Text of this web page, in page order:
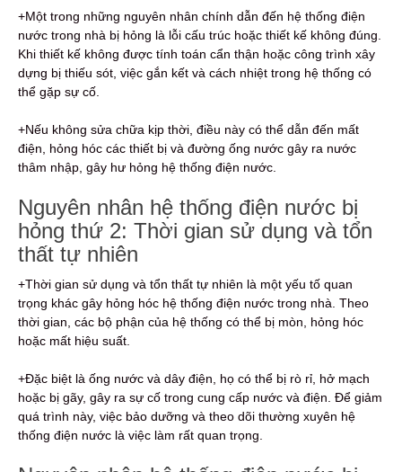
+Một trong những nguyên nhân chính dẫn đến hệ thống điện
nước trong nhà bị hỏng là lỗi cấu trúc hoặc thiết kế không đúng.
Khi thiết kế không được tính toán cẩn thận hoặc công trình xây
dựng bị thiếu sót, việc gắn kết và cách nhiệt trong hệ thống có
thể gặp sự cố.
+Nếu không sửa chữa kịp thời, điều này có thể dẫn đến mất
điện, hỏng hóc các thiết bị và đường ống nước gây ra nước
thâm nhập, gây hư hỏng hệ thống điện nước.
Nguyên nhân hệ thống điện nước bị
hỏng thứ 2: Thời gian sử dụng và tổn
thất tự nhiên
+Thời gian sử dụng và tổn thất tự nhiên là một yếu tố quan
trọng khác gây hỏng hóc hệ thống điện nước trong nhà. Theo
thời gian, các bộ phận của hệ thống có thể bị mòn, hỏng hóc
hoặc mất hiệu suất.
+Đặc biệt là ống nước và dây điện, họ có thể bị rò rỉ, hở mạch
hoặc bị gãy, gây ra sự cố trong cung cấp nước và điện. Để giảm
quá trình này, việc bảo dưỡng và theo dõi thường xuyên hệ
thống điện nước là việc làm rất quan trọng.